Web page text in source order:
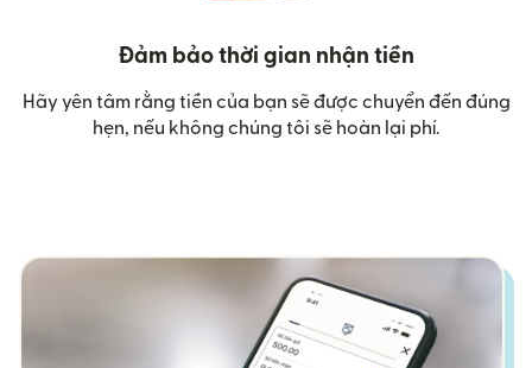
Đảm bảo thời gian nhận tiền
Hãy yên tâm rằng tiền của bạn sẽ được chuyển đến đúng
hẹn, nếu không chúng tôi sẽ hoàn lại phí.